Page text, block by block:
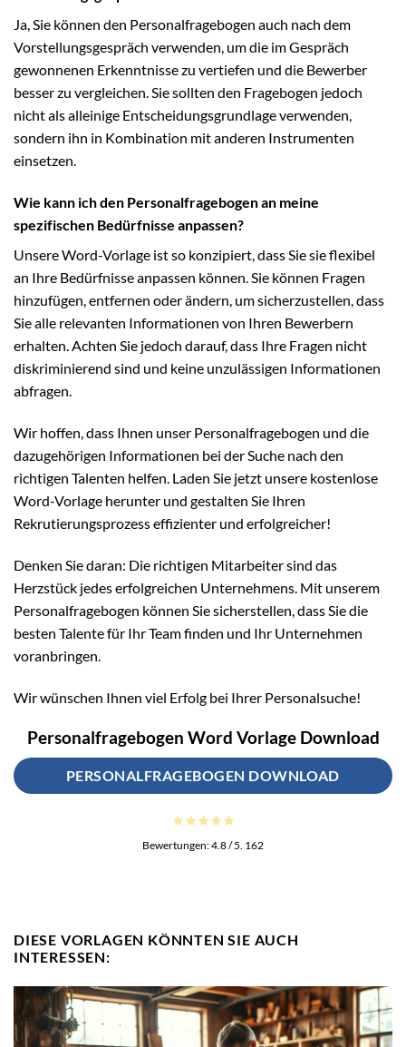
Ja, Sie können den Personalfragebogen auch nach dem
Vorstellungsgespräch verwenden, um die im Gespräch
gewonnenen Erkenntnisse zu vertiefen und die Bewerber
besser zu vergleichen. Sie sollten den Fragebogen jedoch
nicht als alleinige Entscheidungsgrundlage verwenden,
sondern ihn in Kombination mit anderen Instrumenten
einsetzen.
Wie kann ich den Personalfragebogen an meine
spezifischen Bedürfnisse anpassen?
Unsere Word-Vorlage ist so konzipiert, dass Sie sie flexibel
an Ihre Bedürfnisse anpassen können. Sie können Fragen
hinzufügen, entfernen oder ändern, um sicherzustellen, dass
Sie alle relevanten Informationen von Ihren Bewerbern
erhalten. Achten Sie jedoch darauf, dass Ihre Fragen nicht
diskriminierend sind und keine unzulässigen Informationen
abfragen.
Wir hoffen, dass Ihnen unser Personalfragebogen und die
dazugehörigen Informationen bei der Suche nach den
richtigen Talenten helfen. Laden Sie jetzt unsere kostenlose
Word-Vorlage herunter und gestalten Sie Ihren
Rekrutierungsprozess effizienter und erfolgreicher!
Denken Sie daran: Die richtigen Mitarbeiter sind das
Herzstück jedes erfolgreichen Unternehmens. Mit unserem
Personalfragebogen können Sie sicherstellen, dass Sie die
besten Talente für Ihr Team finden und Ihr Unternehmen
voranbringen.
Wir wünschen Ihnen viel Erfolg bei Ihrer Personalsuche!
Personalfragebogen Word Vorlage Download
PERSONALFRAGEBOGEN DOWNLOAD
Bewertungen:4.8/ 5. 162
DIESE VORLAGEN KÖNNTEN SIE AUCH
INTERESSEN: